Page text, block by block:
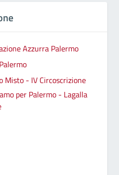
Azzurra Palermo
Misto - IV Circoscrizione
per Palermo - Lagalla